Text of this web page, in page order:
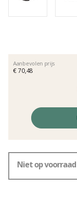
Aanbevolen prijs
€ 70,48
Éénheidsprijs,
Niet op voorraad